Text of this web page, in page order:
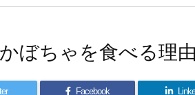
ぼちゃを食べる理
Facebook